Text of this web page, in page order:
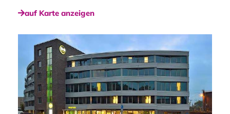
auf Karte anzeigen